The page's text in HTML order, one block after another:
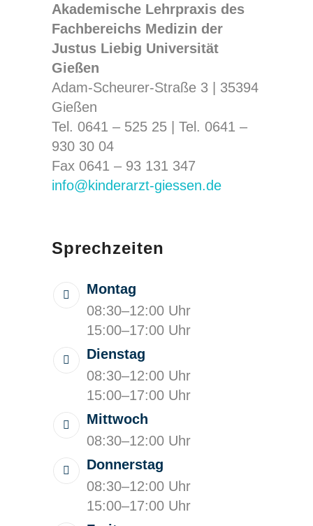
Akademische Lehrpraxis des
Fachbereichs Medizin der
Justus Liebig Universität
Gießen
Adam-Scheurer-Straße 3 | 35394
Gießen
Tel. 0641 – 525 25 | Tel. 0641 –
930 30 04
Fax 0641 – 93 131 347
info@kinderarzt-giessen.de
Sprechzeiten
Montag
08:30–12:00 Uhr
15:00–17:00 Uhr
Dienstag
08:30–12:00 Uhr
15:00–17:00 Uhr
Mittwoch
08:30–12:00 Uhr
Donnerstag
08:30–12:00 Uhr
15:00–17:00 Uhr